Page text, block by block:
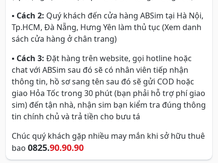
▪ Cách 2: Quý khách đến cửa hàng ABSim tại Hà Nội,
Tp.HCM, Đà Nẵng, Hưng Yên làm thủ tục (Xem danh
sách cửa hàng ở chân trang)
▪ Cách 3: Đặt hàng trên website, gọi hotline hoặc
chat với ABSim sau đó sẽ có nhân viên tiếp nhận
thông tin, hồ sơ sang tên sau đó sẽ gửi COD hoặc
giao Hỏa Tốc trong 30 phút (bạn phải hỗ trợ phí giao
sim) đến tận nhà, nhận sim bạn kiểm tra đúng thông
tin chính chủ và trả tiền cho bưu tá
Chúc quý khách gặp nhiều may mắn khi sở hữu thuê
bao 0825.90.90.90